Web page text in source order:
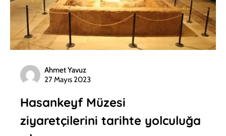
Ahmet Yavuz
27 Mayıs 2023
Hasankeyf Müzesi
ziyaretçilerini tarihte yolculuğa